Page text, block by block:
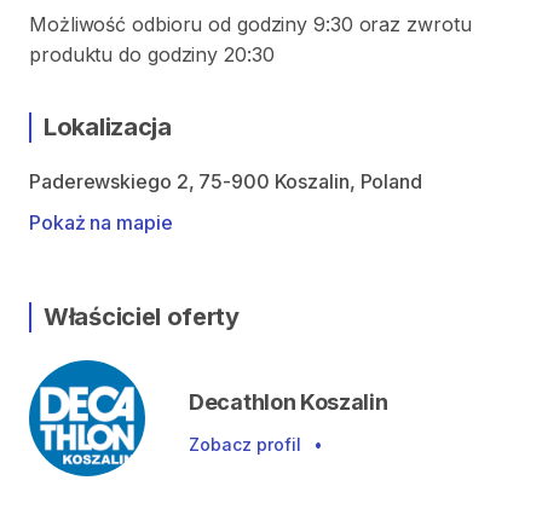
Możliwość odbioru od godziny 9:30 oraz zwrotu
produktu do godziny 20:30
Lokalizacja
Paderewskiego 2, 75-900 Koszalin, Poland
Pokaż na mapie
Właściciel oferty
Decathlon Koszalin
Zobacz profil •